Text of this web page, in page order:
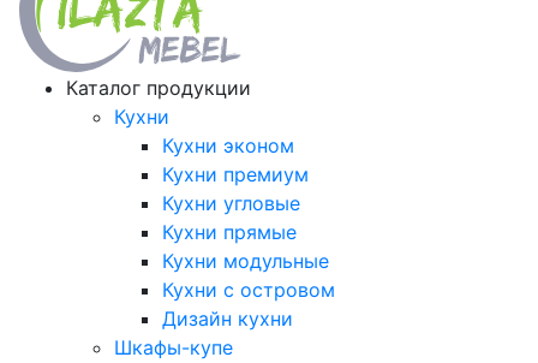
Каталог продукции
Кухни
Кухни эконом
Кухни премиум
Кухни угловые
Кухни прямые
Кухни модульные
Кухни с островом
Дизайн кухни
Шкафы-купе